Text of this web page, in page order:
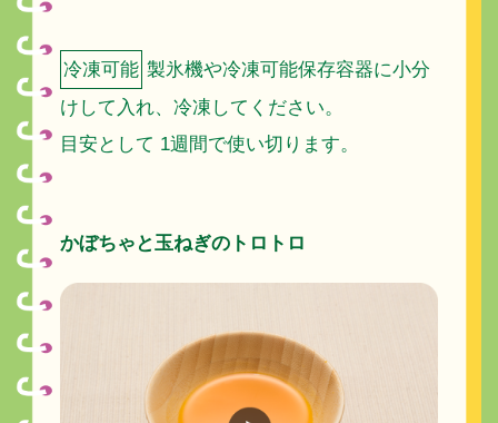
冷凍可能 製氷機や冷凍可能保存容器に小分
けして入れ、冷凍してください。
目安として 1週間で使い切ります。
かぼちゃと玉ねぎのトロトロ